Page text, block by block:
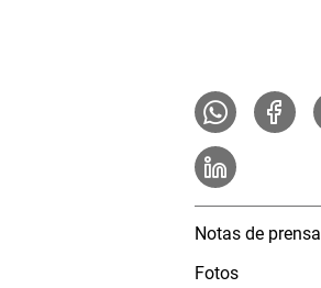
Notas de prensa
Fotos